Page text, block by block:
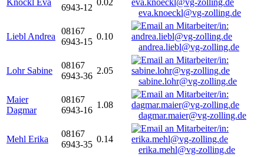
Knöckl Eva
6943-12
0.02
eva.knoeckl@vg-zolling.de
Liebl Andrea
08167
6943-15
0.10
andrea.liebl@vg-zolling.de
Lohr Sabine
08167
6943-36
2.05
sabine.lohr@vg-zolling.de
Maier
Dagmar
08167
6943-16
1.08
dagmar.maier@vg-zolling.de
Mehl Erika
08167
6943-35
0.14
erika.mehl@vg-zolling.de